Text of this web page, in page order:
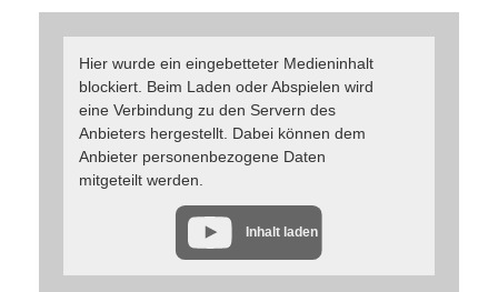
Hier wurde ein eingebetteter Medieninhalt
blockiert. Beim Laden oder Abspielen wird
eine Verbindung zu den Servern des
Anbieters hergestellt. Dabei können dem
Anbieter personenbezogene Daten
mitgeteilt werden.
Inhalt laden